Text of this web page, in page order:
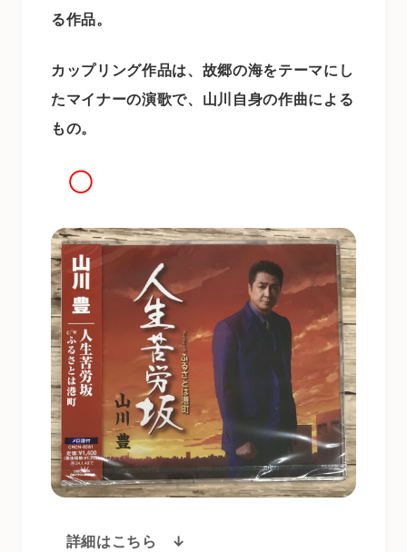
る作品。
カップリング作品は、故郷の海をテーマにし
たマイナーの演歌で、山川自身の作曲による
もの。
◯
詳細はこちら ↓